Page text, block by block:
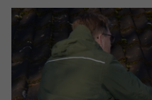
Zweck
YouTube
speichern,
Videos